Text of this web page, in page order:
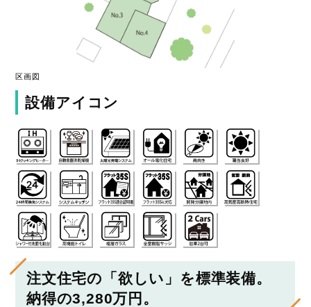
区画図
設備アイコン
注文住宅の「欲しい」を標準装備。
納得の3,280万円。